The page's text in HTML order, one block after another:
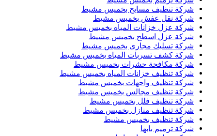
شركة تنظيف مسابح بخميس مشيط
شركة نقل عفش بخميس مشيط
شركة عزل خزانات المياه بخميس مشيط
شركة عزل اسطح بخميس مشيط
شركة تسليك مجارى بخميس مشيط
شركة كشف تسربات المياه بخميس مشيط
شركة مكافحة حشرات بخميس مشيط
شركة تنظيف خزانات المياه بخميس مشيط
شركة تنظيف واجهات بخميس مشيط
شركة تنظيف مجالس بخميس مشيط
شركة تنظيف فلل بخميس مشيط
شركة تنظيف منازل بخميس مشيط
شركة تنظيف بخميس مشيط
شركة ترميم بابها